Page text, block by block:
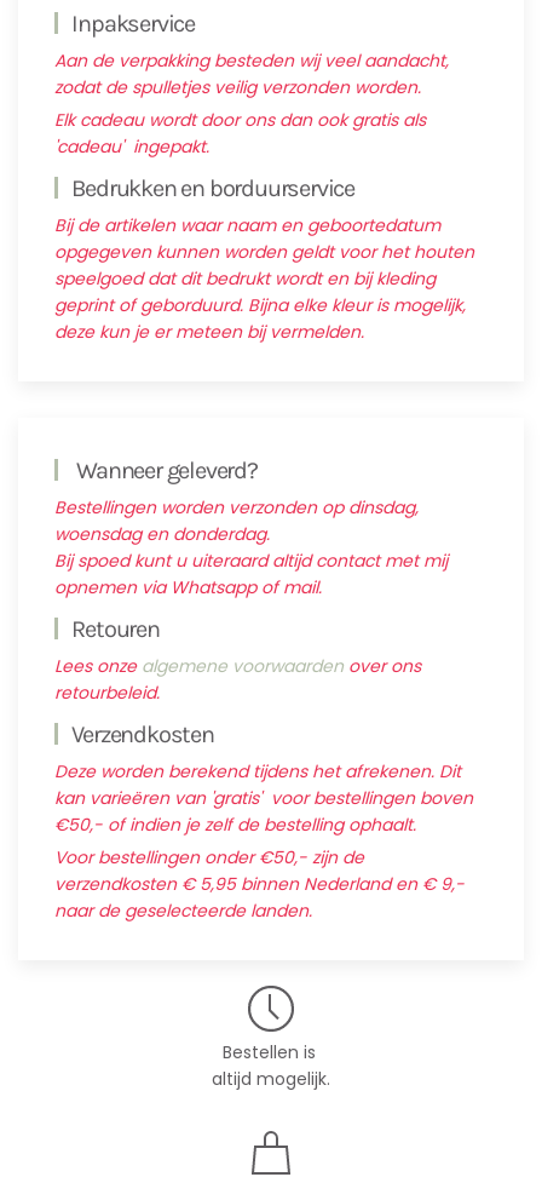
Inpakservice
Aan de verpakking besteden wij veel aandacht,
zodat de spulletjes veilig verzonden worden.
Elk cadeau wordt door ons dan ook gratis als
'cadeau' ingepakt.
Bedrukken en borduurservice
Bij de artikelen waar naam en geboortedatum
opgegeven kunnen worden geldt voor het houten
speelgoed dat dit bedrukt wordt en bij kleding
geprint of geborduurd. Bijna elke kleur is mogelijk,
deze kun je er meteen bij vermelden.
Wanneer geleverd?
Bestellingen worden verzonden op dinsdag,
woensdag en donderdag.
Bij spoed kunt u uiteraard altijd contact met mij
opnemen via Whatsapp of mail.
Retouren
Lees onze algemene voorwaarden over ons
retourbeleid.
Verzendkosten
Deze worden berekend tijdens het afrekenen. Dit
kan varieëren van 'gratis' voor bestellingen boven
€50,- of indien je zelf de bestelling ophaalt.
Voor bestellingen onder €50,- zijn de
verzendkosten € 5,95 binnen Nederland en € 9,-
naar de geselecteerde landen.
Bestellen is
altijd mogelijk.